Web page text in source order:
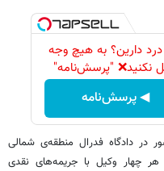
درد دارین؟ به هیچ وجه
نکنید❌ "پرسش‌نامه"
◀ پرسش‌نامه
در دادگاه فدرال منطقه‌ی شمالی
چهار وکیل با جریمه‌های نقدی